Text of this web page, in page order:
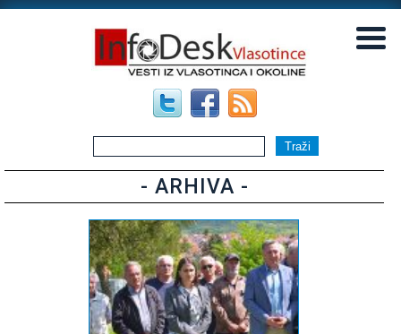
- ARHIVA -